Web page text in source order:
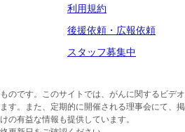
利用規約
後援依頼・広報依頼
スタッフ募集中
です。このサイトでは、がんに関するビデ
。また、定期的に開催される理事会にて、
の有益な情報も提供しています。